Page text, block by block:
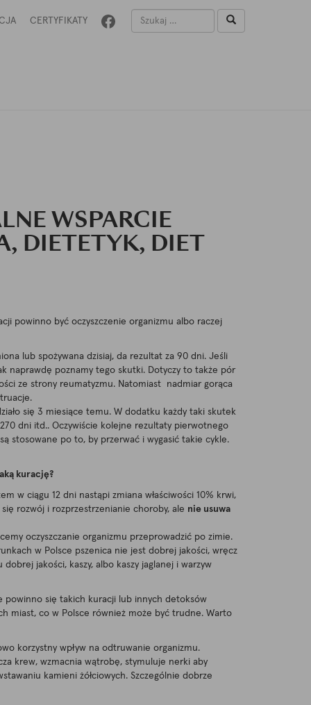
CERTYFIKATY
WSPARCIE
DIETETYK, DIET
powinno być oczyszczenie organizmu albo raczej
lub spożywana dzisiaj, da rezultat za 90 dni. Jeśli
naprawdę poznamy tego skutki. Dotyczy to także pór
ze strony reumatyzmu. Natomiast nadmiar gorąca
się 3 miesiące temu. W dodatku każdy taki skutek
dni itd.. Oczywiście kolejne rezultaty pierwotnego
stosowane po to, by przerwać i wygasić takie cykle.
kurację?
w ciągu 12 dni nastąpi zmiana właściwości 10% krwi,
rozwój i rozprzestrzenianie choroby, ale nie usuwa
oczyszczanie organizmu przeprowadzić po zimie.
w Polsce pszenica nie jest dobrej jakości, wręcz
jakości, kaszy, albo kaszy jaglanej i warzyw
powinno się takich kuracji lub innych detoksów
miast, co w Polsce również może być trudne. Warto
korzystny wpływ na odtruwanie organizmu.
krew, wzmacnia wątrobę, stymuluje nerki aby
kamieni żółciowych. Szczególnie dobrze